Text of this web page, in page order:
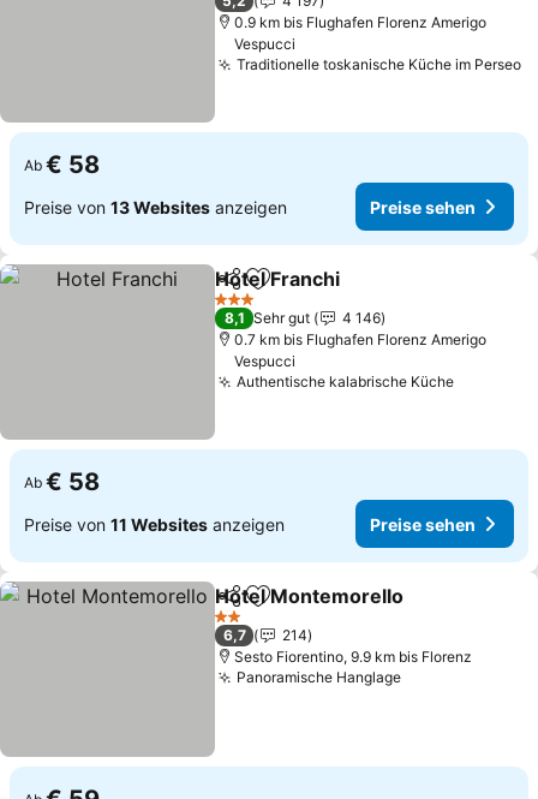
0.9 km bis Flughafen Florenz Amerigo
Vespucci
Traditionelle toskanische Küche im Perseo
Ab € 58
Preise von 13 Websites anzeigen Preise sehen
TeilenZu Favoriten hinzufügen
Hotel Franchi
3 Sterne
8,1 Sehr gut
4 146
0.7 km bis Flughafen Florenz Amerigo
Vespucci
Authentische kalabrische Küche
Ab € 58
Preise von 11 Websites anzeigen Preise sehen
TeilenZu Favoriten hinzufügen
Hotel Montemorello
2 Sterne
6,7
214
Sesto Fiorentino, 9.9 km bis Florenz
Panoramische Hanglage